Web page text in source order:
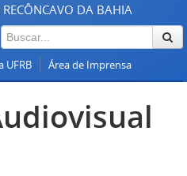
Canais
DA BAHIA
UFRB Área de Imprensa